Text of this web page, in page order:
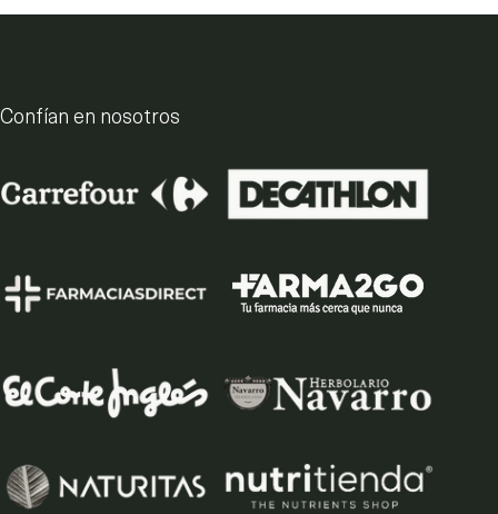
Confían en nosotros